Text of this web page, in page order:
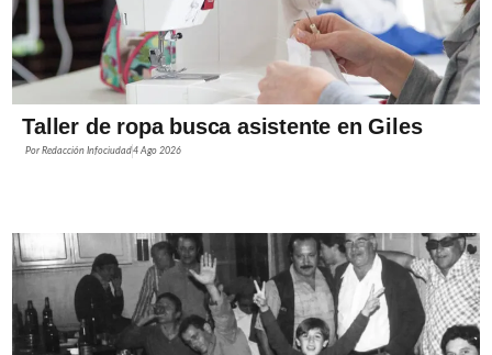
Taller de ropa busca asistente en Giles
PorRedacción Infociudad4 Ago 2026